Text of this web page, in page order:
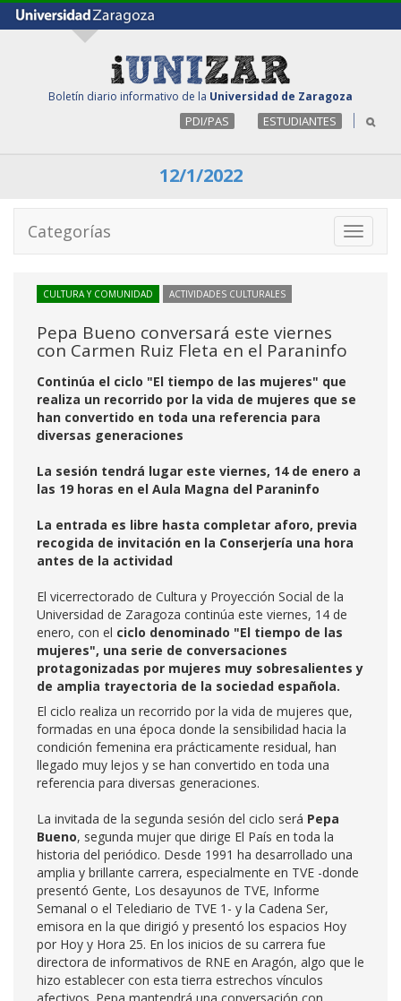
Boletín diario informativo de la Universidad de Zaragoza
PDI/PAS ESTUDIANTES
12/1/2022
Toggle
Categorías
CULTURA Y COMUNIDAD ACTIVIDADES CULTURALES
Pepa Bueno conversará este viernes
con Carmen Ruiz Fleta en el Paraninfo
Continúa el ciclo "El tiempo de las mujeres" que
realiza un recorrido por la vida de mujeres que se
han convertido en toda una referencia para
diversas generaciones
La sesión tendrá lugar este viernes, 14 de enero a
las 19 horas en el Aula Magna del Paraninfo
La entrada es libre hasta completar aforo, previa
recogida de invitación en la Conserjería una hora
antes de la actividad
El vicerrectorado de Cultura y Proyección Social de la
Universidad de Zaragoza continúa este viernes, 14 de
enero, con el ciclo denominado "El tiempo de las
mujeres", una serie de conversaciones
protagonizadas por mujeres muy sobresalientes y
de amplia trayectoria de la sociedad española.
El ciclo realiza un recorrido por la vida de mujeres que,
formadas en una época donde la sensibilidad hacia la
condición femenina era prácticamente residual, han
llegado muy lejos y se han convertido en toda una
referencia para diversas generaciones.
La invitada de la segunda sesión del ciclo será Pepa
Bueno, segunda mujer que dirige El País en toda la
historia del periódico. Desde 1991 ha desarrollado una
amplia y brillante carrera, especialmente en TVE -donde
presentó Gente, Los desayunos de TVE, Informe
Semanal o el Telediario de TVE 1- y la Cadena Ser,
emisora en la que dirigió y presentó los espacios Hoy
por Hoy y Hora 25. En los inicios de su carrera fue
directora de informativos de RNE en Aragón, algo que le
hizo establecer con esta tierra estrechos vínculos